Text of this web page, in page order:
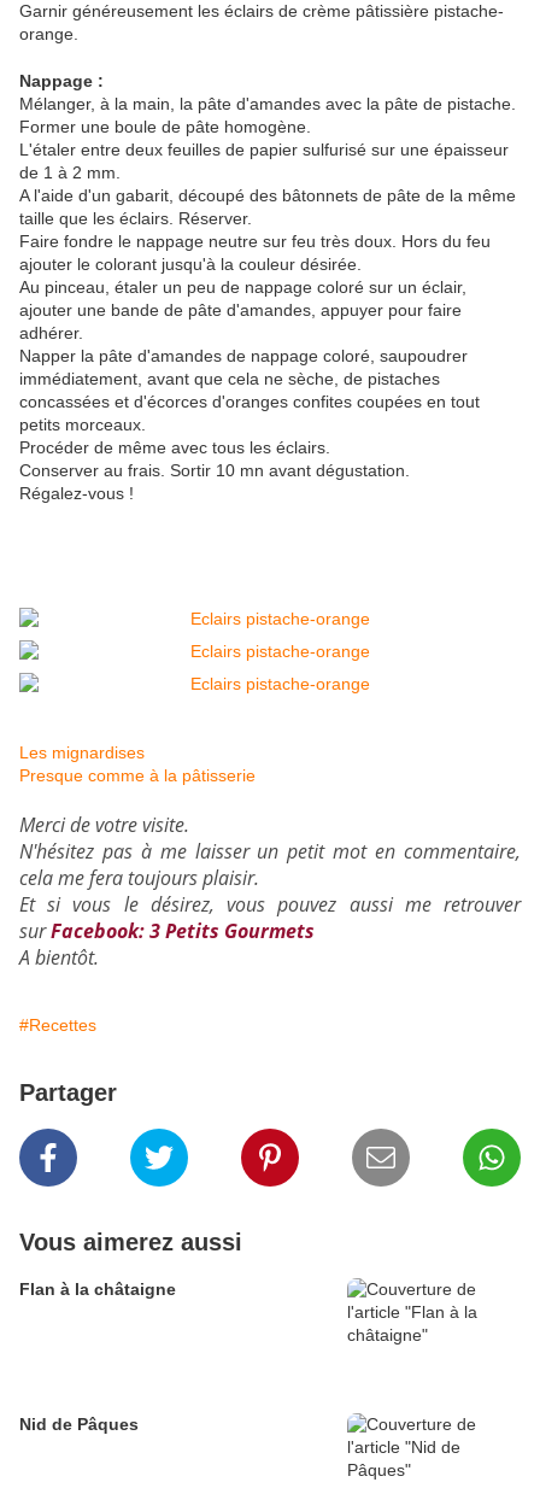
Garnir généreusement les éclairs de crème pâtissière pistache-
orange.
Nappage :
Mélanger, à la main, la pâte d'amandes avec la pâte de pistache.
Former une boule de pâte homogène.
L'étaler entre deux feuilles de papier sulfurisé sur une épaisseur
de 1 à 2 mm.
A l'aide d'un gabarit, découpé des bâtonnets de pâte de la même
taille que les éclairs. Réserver.
Faire fondre le nappage neutre sur feu très doux. Hors du feu
ajouter le colorant jusqu'à la couleur désirée.
Au pinceau, étaler un peu de nappage coloré sur un éclair,
ajouter une bande de pâte d'amandes, appuyer pour faire
adhérer.
Napper la pâte d'amandes de nappage coloré, saupoudrer
immédiatement, avant que cela ne sèche, de pistaches
concassées et d'écorces d'oranges confites coupées en tout
petits morceaux.
Procéder de même avec tous les éclairs.
Conserver au frais. Sortir 10 mn avant dégustation.
Régalez-vous !
Les mignardises
Presque comme à la pâtisserie
Merci de votre visite.
N'hésitez pas à me laisser un petit mot en commentaire,
cela me fera toujours plaisir.
Et si vous le désirez, vous pouvez aussi me retrouver
surFacebook: 3 Petits Gourmets
A bientôt.
#Recettes
Partager
Vous aimerez aussi
Flan à la châtaigne
Nid de Pâques